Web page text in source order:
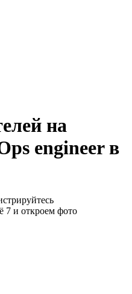
на
engineer в
7 и откроем фото